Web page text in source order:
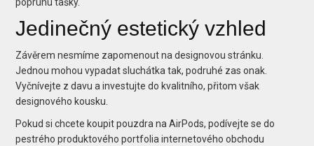
popruhu tašky.
Jedinečný estetický vzhled
Závěrem nesmíme zapomenout na designovou stránku.
Jednou mohou vypadat sluchátka tak, podruhé zas onak.
Vyčnívejte z davu a investujte do kvalitního, přitom však
designového kousku.
Pokud si chcete koupit pouzdra na AirPods, podívejte se do
pestrého produktového portfolia internetového obchodu